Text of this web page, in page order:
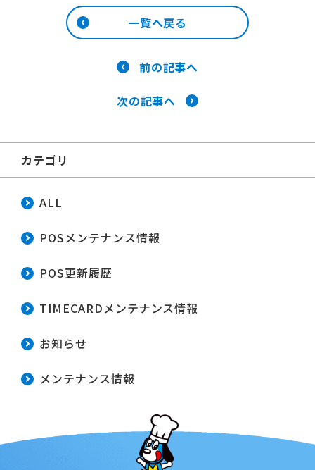
一覧へ戻る
前の記事へ
次の記事へ
カテゴリ
ALL
POSメンテナンス情報
POS更新履歴
TIMECARDメンテナンス情報
お知らせ
メンテナンス情報